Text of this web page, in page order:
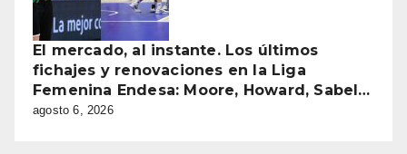
El mercado, al instante. Los últimos
fichajes y renovaciones en la Liga
Femenina Endesa: Moore, Howard, Sabel…
agosto 6, 2026